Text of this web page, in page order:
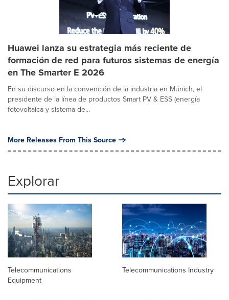
Huawei lanza su estrategia más reciente de
formación de red para futuros sistemas de energía
en The Smarter E 2026
En su discurso en la convención de la industria en Múnich, el
presidente de la línea de productos Smart PV & ESS (energía
fotovoltaica y sistema de...
More Releases From This Source
Explorar
Telecommunications
Equipment
Telecommunications Industry